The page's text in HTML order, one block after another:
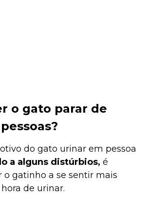
o gato parar de
do gato urinar em pessoa
a alguns distúrbios, é
o gatinho a se sentir mais
de urinar.